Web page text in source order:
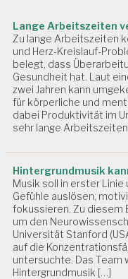
N
T
I
O
N
P
S
C
H
IS
C
H
E
G
E
S
U
Lange Arbeitszeiten
Zu lange Arbeitszeiten
und Herz-Kreislauf-
belegt, dass
Gesundheit hat. Laut
zwei Jahren kann
für körperliche und
dabei Produktivität im
sehr lange
Hintergrundmusik
Musik soll in erster
Gefühle auslösen,
fokussieren. Zu diesem
um den
Universität Stanford
auf die
untersuchte. Das Team
Hintergrundmusik […]